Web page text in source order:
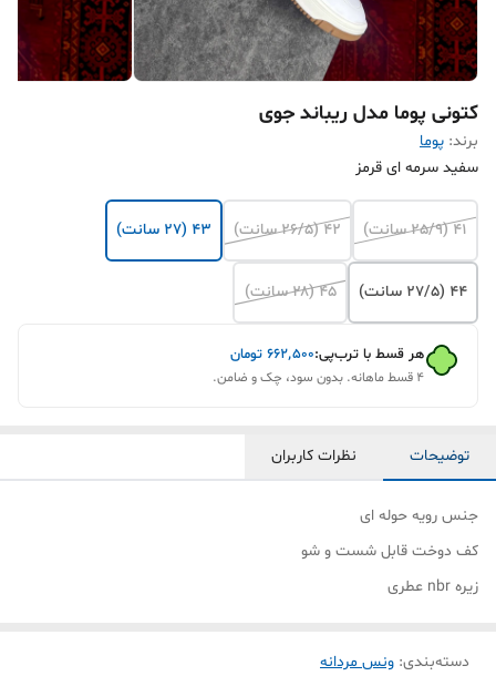
کتونی پوما مدل ریباند جوی
برند: پوما
سفید سرمه ای قرمز
۴۱ (25/9 سانت) ۴۲ (۲۶/۵ سانت) ۴۳ (۲۷ سانت)
۴۴ (۲۷/۵ سانت) ۴۵ (۲۸ سانت)
هر قسط با ترب‌پی:۶۶۲٬۵۰۰ تومان
۴ قسط ماهانه. بدون سود، چک و ضامن.
توضیحات نظرات کاربران
جنس رویه حوله ای
کف دوخت قابل شست و شو
زیره nbr عطری
دسته‌بندی: ونس مردانه